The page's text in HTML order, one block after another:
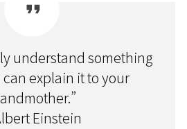
understand something
explain it to your
Einstein